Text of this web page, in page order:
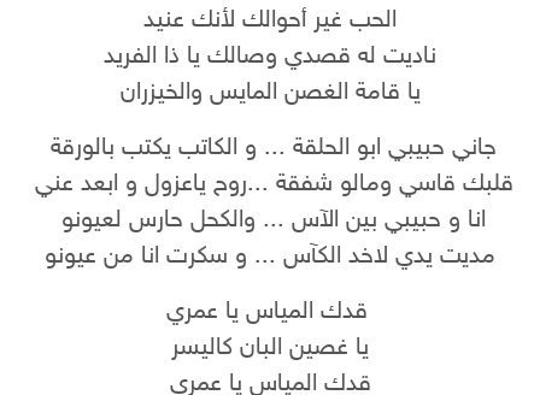
الحب غير أحوالك لأنك عنيد
ناديت له قصدي وصالك يا ذا الفريد
يا قامة الغصن المايس والخيزران
جاني حبيبي ابو الحلقة ... و الكاتب يكتب بالورقة
قلبك قاسي ومالو شفقة ...روح ياعزول و ابعد عني
انا و حبيبي بين الآس ... والكحل حارس لعيونو
مديت يدي لاخد الكآس ... و سكرت انا من عيونو
قدك المياس يا عمري
يا غصين البان كاليسر
قدك المياس يا عمري